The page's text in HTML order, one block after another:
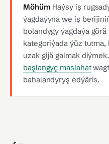
MöhümHaýsy iş
ýagdaýyna we iş
bolandygy ýagdaýa
kategoriýada ýüz
uzak gijä galmak
başlangyç maslahat
bahalandyryş edýäris.